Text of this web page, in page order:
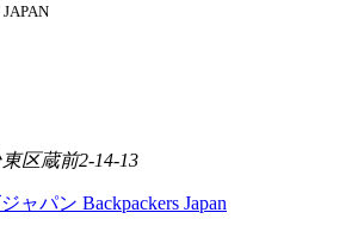
区蔵前2-14-13